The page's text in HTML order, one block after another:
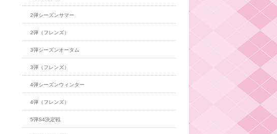
2弾シーズンサマー
2弾（フレンズ）
3弾シーズンオータム
3弾（フレンズ）
4弾シーズンウィンター
4弾（フレンズ）
5弾S4決定戦